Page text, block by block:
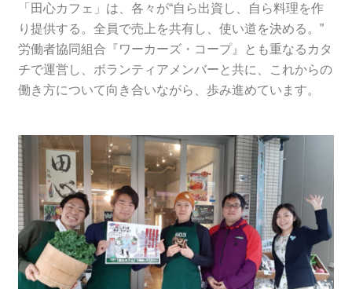
「田心カフェ」は、各々が“自ら出資し、自ら料理を作
り提供する。全員で売上を共有し、使い道を決める。”
労働者協同組合『ワーカーズ・コープ』とも重なるカタ
チで運営し、ボランティアメンバーと共に、これからの
働き方について向き合いながら、歩み進めています。